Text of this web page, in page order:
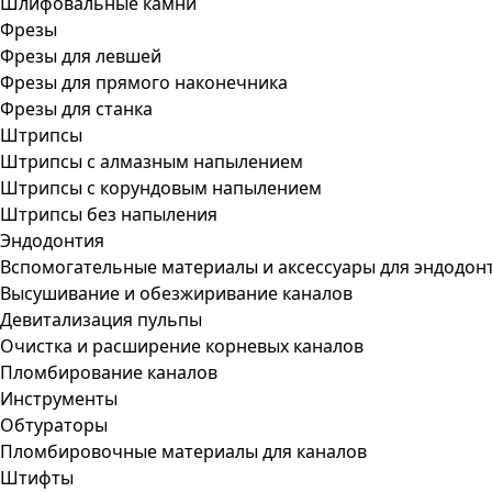
Фрезы
Фрезы для левшей
Фрезы для прямого наконечника
Фрезы для станка
Штрипсы
Штрипсы c алмазным напылением
Штрипсы c корундовым напылением
Штрипсы без напыления
Эндодонтия
Вспомогательные материалы и аксессуары для
Высушивание и обезжиривание каналов
Девитализация пульпы
Очистка и расширение корневых каналов
Пломбирование каналов
Инструменты
Обтураторы
Пломбировочные материалы для каналов
Штифты